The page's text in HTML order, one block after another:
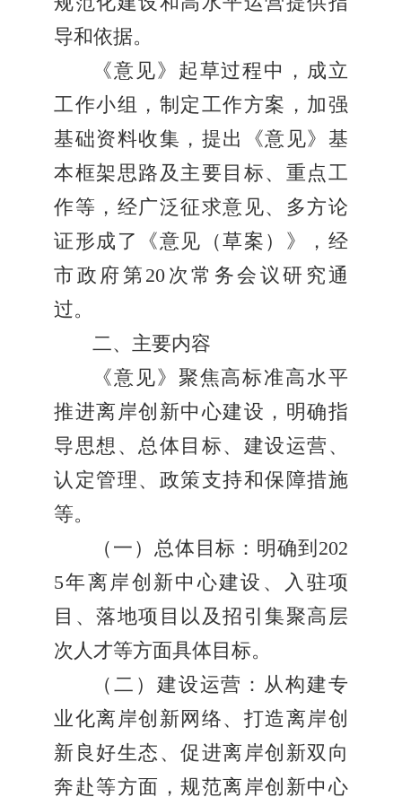
导和依据。
《意见》起草过程中，成立
工作小组，制定工作方案，加强
基础资料收集，提出《意见》基
本框架思路及主要目标、重点工
作等，经广泛征求意见、多方论
证形成了《意见（草案）》，经
市政府第20次常务会议研究通
过。
二、主要内容
《意见》聚焦高标准高水平
推进离岸创新中心建设，明确指
导思想、总体目标、建设运营、
认定管理、政策支持和保障措施
等。
（一）总体目标：明确到202
5年离岸创新中心建设、入驻项
目、落地项目以及招引集聚高层
次人才等方面具体目标。
（二）建设运营：从构建专
业化离岸创新网络、打造离岸创
新良好生态、促进离岸创新双向
奔赴等方面，规范离岸创新中心